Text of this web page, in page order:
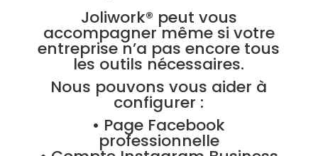
Joliwork® peut vous
accompagner même si votre
entreprise n’a pas encore tous
les outils nécessaires.
Nous pouvons vous aider à
configurer :
• Page Facebook
professionnelle